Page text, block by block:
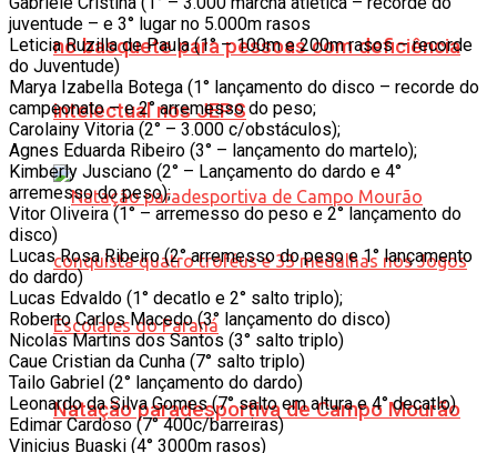
no basquete para pessoas com deficiência
intelectual nos JEPS
Natação paradesportiva de Campo Mourão
juventude – e 3° lugar no 5.000m rasos
Leticia Ruzilla de Paula (1° – 100m e 200m rasos – recorde
do Juventude)
Marya Izabella Botega (1° lançamento do disco – recorde do
campeonato – e 2° arremesso do peso;
Carolainy Vitoria (2° – 3.000 c/obstáculos);
Agnes Eduarda Ribeiro (3° – lançamento do martelo);
Kimberly Jusciano (2° – Lançamento do dardo e 4°
arremesso do peso);
Vitor Oliveira (1° – arremesso do peso e 2° lançamento do
disco)
Lucas Rosa Ribeiro (2° arremesso do peso e 1° lançamento
do dardo)
Lucas Edvaldo (1° decatlo e 2° salto triplo);
Roberto Carlos Macedo (3° lançamento do disco)
Nicolas Martins dos Santos (3° salto triplo)
Caue Cristian da Cunha (7° salto triplo)
Tailo Gabriel (2° lançamento do dardo)
Leonardo da Silva Gomes (7° salto em altura e 4° decatlo)
Edimar Cardoso (7° 400c/barreiras)
Vinicius Buaski (4° 3000m rasos)